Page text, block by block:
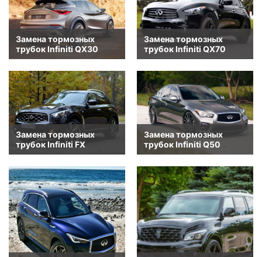
Замена тормозных
трубок Infiniti QX30
Замена тормозных
трубок Infiniti QX70
Замена тормозных
трубок Infiniti FX
Замена тормозных
трубок Infiniti Q50